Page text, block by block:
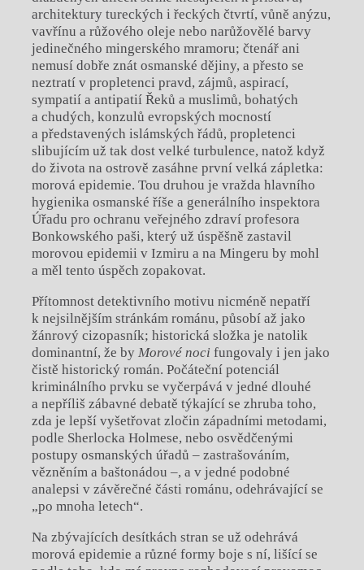
architektury tureckých i řeckých čtvrtí, vůně anýzu,
vavřínu a růžového oleje nebo narůžovělé barvy
jedinečného mingerského mramoru; čtenář ani
nemusí dobře znát osmanské dějiny, a přesto se
neztratí v propletenci pravd, zájmů, aspirací,
sympatií a antipatií Řeků a muslimů, bohatých
a chudých, konzulů evropských mocností
a představených islámských řádů, propletenci
slibujícím už tak dost velké turbulence, natož když
do života na ostrově zasáhne první velká zápletka:
morová epidemie. Tou druhou je vražda hlavního
hygienika osmanské říše a generálního inspektora
Úřadu pro ochranu veřejného zdraví profesora
Bonkowského paši, který už úspěšně zastavil
morovou epidemii v Izmiru a na Mingeru by mohl
a měl tento úspěch zopakovat.
Přítomnost detektivního motivu nicméně nepatří
k nejsilnějším stránkám románu, působí až jako
žánrový cizopasník; historická složka je natolik
dominantní, že by Morové noci fungovaly i jen jako
čistě historický román. Počáteční potenciál
kriminálního prvku se vyčerpává v jedné dlouhé
a nepříliš zábavné debatě týkající se zhruba toho,
zda je lepší vyšetřovat zločin západními metodami,
podle Sherlocka Holmese, nebo osvědčenými
postupy osmanských úřadů – zastrašováním,
vězněním a baštonádou –, a v jedné podobné
analepsi v závěrečné části románu, odehrávající se
„po mnoha letech“.
Na zbývajících desítkách stran se už odehrává
morová epidemie a různé formy boje s ní, lišící se